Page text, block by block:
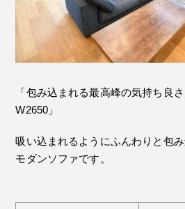
「包み込まれる最高峰の気持ち良
W2650」
吸い込まれるようにふんわりと包
モダンソファです。